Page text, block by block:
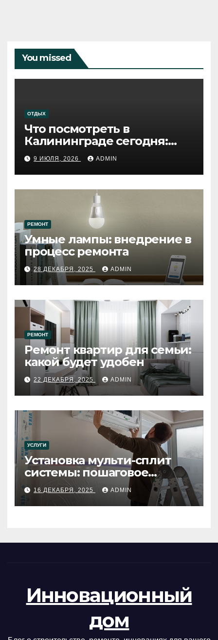
You missed
ОТДЫХ
Что посмотреть в
Калининграде сегодня:
путеводитель по самому
западному городу России
9 ИЮЛЯ, 2026 ADMIN
РЕМОНТ
Умные лампы: внедрение в
процесс ремонта
28 ДЕКАБРЯ, 2025 ADMIN
РЕМОНТ
Ремонт квартир для семьи:
какой будет удобен
22 ДЕКАБРЯ, 2025 ADMIN
УСЛУГИ
Установка мульти-сплит
системы: пошаговое
руководство
16 ДЕКАБРЯ, 2025 ADMIN
Инновационный
дом